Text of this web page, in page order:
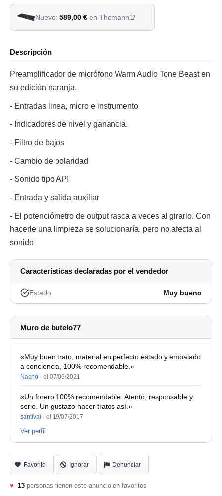
Nuevo: 589,00 € en Thomann
Descripción
Preamplificador de micrófono Warm Audio Tone Beast en
su edición naranja.
- Entradas linea, micro e instrumento
- Indicadores de nivel y ganancia.
- Filtro de bajos
- Cambio de polaridad
- Sonido tipo API
- Entrada y salida auxiliar
- El potenciómetro de output rasca a veces al girarlo. Con
hacerle una limpieza se solucionaría, pero no afecta al
sonido
Características declaradas por el vendedor
Estado Muy bueno
Muro de butelo77
«Muy buen trato, material en perfecto estado y embalado
a conciencia, 100% recomendable.»
Nacho · el 07/06/2021
«Un forero 100% recomendable. Atento, responsable y
serio. Un gustazo hacer tratos así.»
santivai · el 19/07/2017
Ver perfil
Favorito Ignorar Denunciar
♥ 13 personas tienen este anuncio en favoritos